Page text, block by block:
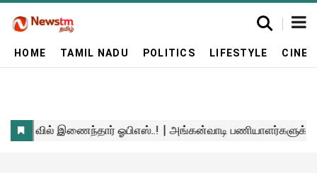
HOME TAMIL NADU POLITICS LIFESTYLE